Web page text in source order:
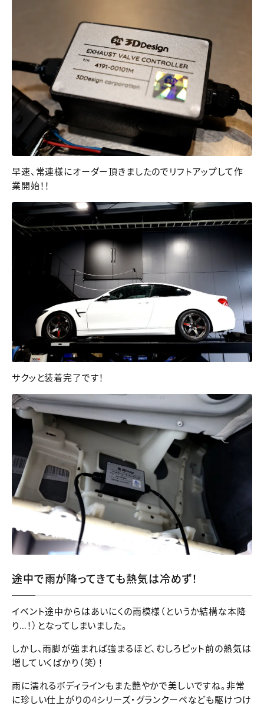
早速、常連様にオーダー頂きましたのでリフトアップして作
業開始！！
サクッと装着完了です！
途中で雨が降ってきても熱気は冷めず！
イベント途中からはあいにくの雨模様（というか結構な本降
り…！）となってしまいました。
しかし、雨脚が強まれば強まるほど、むしろピット前の熱気は
増していくばかり（笑）！
雨に濡れるボディラインもまた艶やかで美しいですね。非常
に珍しい仕上がりの4シリーズ・グランクーペなども駆けつけ